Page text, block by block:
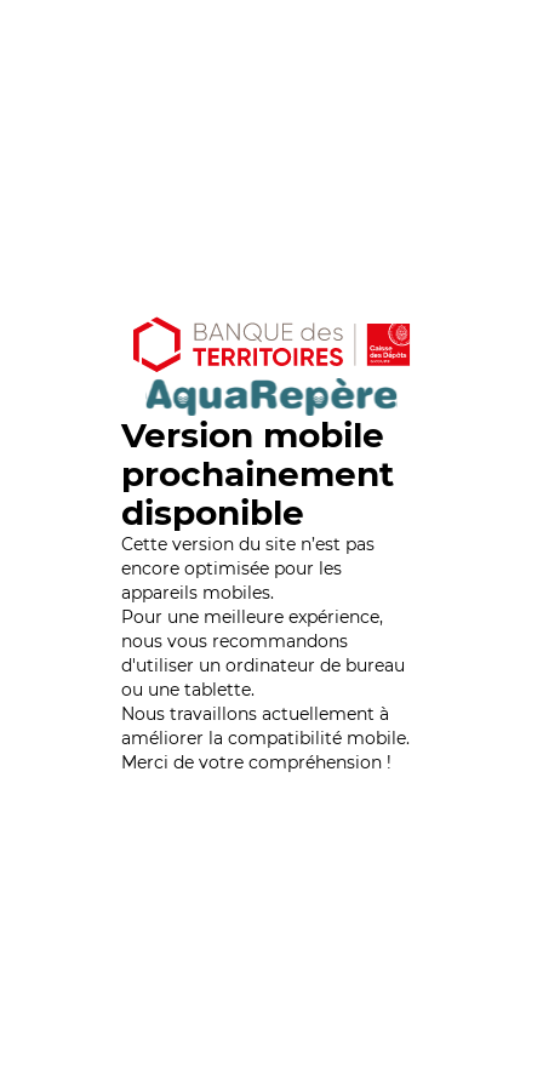
Version mobile
prochainement
disponible
Cette version du site n’est pas
encore optimisée pour les
appareils mobiles.
Pour une meilleure expérience,
nous vous recommandons
d'utiliser un ordinateur de bureau
ou une tablette.
Nous travaillons actuellement à
améliorer la compatibilité mobile.
Merci de votre compréhension !